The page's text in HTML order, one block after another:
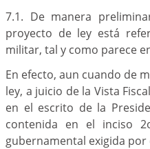
7.1. De manera
proyecto de ley está
militar, tal y como parece
En efecto, aun cuando de
ley, a juicio de la Vista
en el escrito de la
contenida en el inciso
gubernamental exigida